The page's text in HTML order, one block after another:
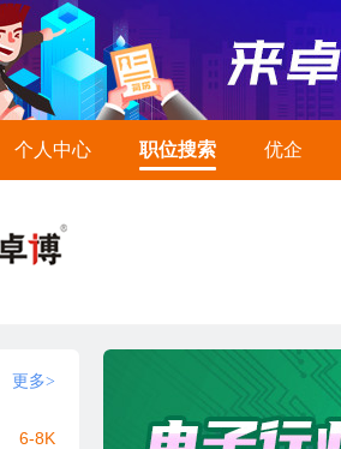
个人中心 职位搜索 优企
更多>
6-8K